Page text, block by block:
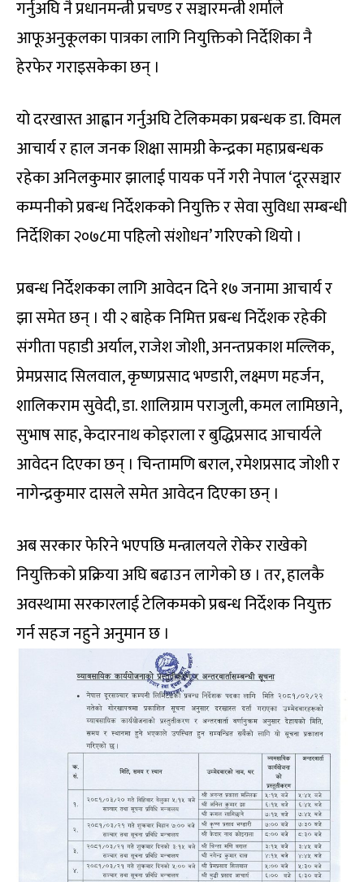
गर्नुअघि नै प्रधानमन्त्री प्रचण्ड र सञ्चारमन्त्री शर्माले
आफूअनुकूलका पात्रका लागि नियुक्तिको निर्देशिका नै
हेरफेर गराइसकेका छन् ।
यो दरखास्त आह्वान गर्नुअघि टेलिकमका प्रबन्धक डा. विमल
आचार्य र हाल जनक शिक्षा सामग्री केन्द्रका महाप्रबन्धक
रहेका अनिलकुमार झालाई पायक पर्ने गरी नेपाल ‘दूरसञ्चार
कम्पनीको प्रबन्ध निर्देशकको नियुक्ति र सेवा सुविधा सम्बन्धी
निर्देशिका २०७८मा पहिलो संशोधन’ गरिएको थियो ।
प्रबन्ध निर्देशकका लागि आवेदन दिने १७ जनामा आचार्य र
झा समेत छन् । यी २ बाहेक निमित्त प्रबन्ध निर्देशक रहेकी
संगीता पहाडी अर्याल, राजेश जोशी, अनन्तप्रकाश मल्लिक,
प्रेमप्रसाद सिलवाल, कृष्णप्रसाद भण्डारी, लक्ष्मण महर्जन,
शालिकराम सुवेदी, डा. शालिग्राम पराजुली, कमल लामिछाने,
सुभाष साह, केदारनाथ कोइराला र बुद्धिप्रसाद आचार्यले
आवेदन दिएका छन् । चिन्तामणि बराल, रमेशप्रसाद जोशी र
नागेन्द्रकुमार दासले समेत आवेदन दिएका छन् ।
अब सरकार फेरिने भएपछि मन्त्रालयले रोकेर राखेको
नियुक्तिको प्रक्रिया अघि बढाउन लागेको छ । तर, हालकै
अवस्थामा सरकारलाई टेलिकमको प्रबन्ध निर्देशक नियुक्त
गर्न सहज नहुने अनुमान छ ।